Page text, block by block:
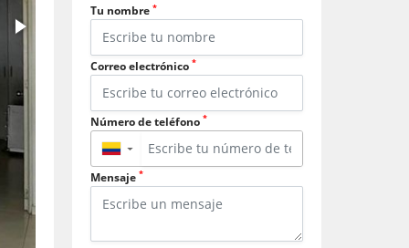
Tu nombre *
Correo electrónico *
Número de teléfono *
▼
Mensaje *